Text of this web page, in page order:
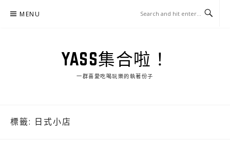
MENU
YASS集合啦！
一群喜愛吃喝玩樂的執著份子
標籤: 日式小店